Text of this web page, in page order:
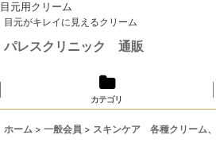
目元用クリーム
目元がキレイに見えるクリーム
パレスクリニック 通販
カテゴリ
ホーム > 一般会員 > スキンケア 各種クリーム